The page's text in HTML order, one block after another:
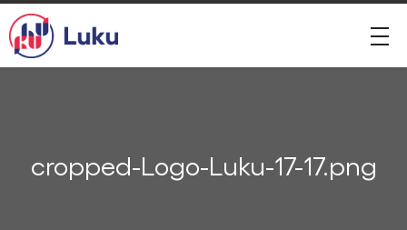
cropped-Logo-Luku-17-17.png